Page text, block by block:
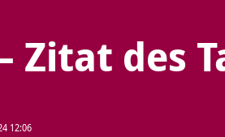
Zitat des
12:06